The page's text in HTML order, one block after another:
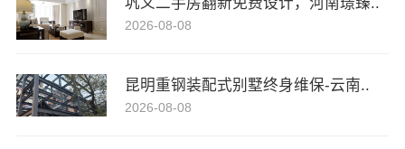
2026-08-08
昆明重钢装配式别墅终身维保-云南..
2026-08-08